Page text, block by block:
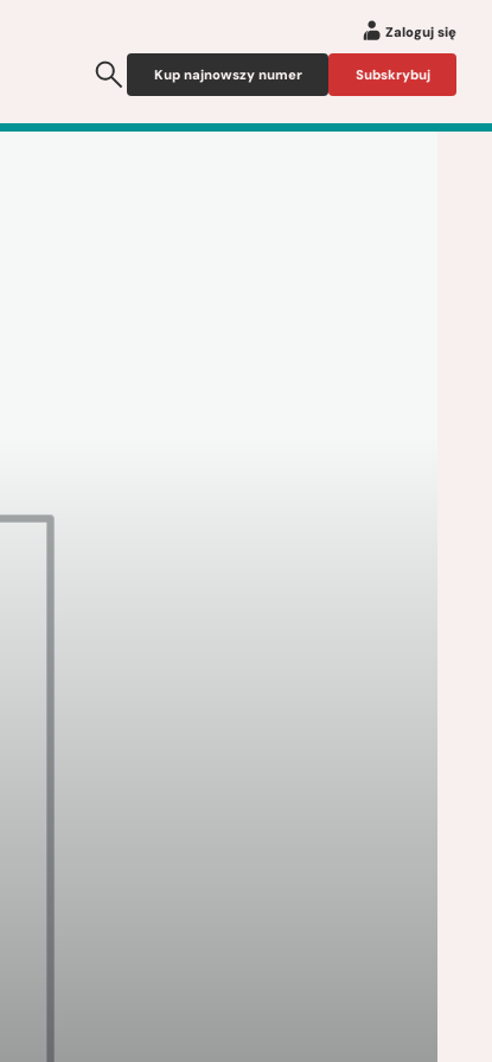
Zaloguj się
Kup najnowszy numer Subskrybuj